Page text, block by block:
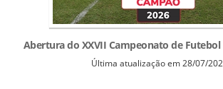
Abertura do XXVII Campeonato de Futebol
Última atualização em 28/07/